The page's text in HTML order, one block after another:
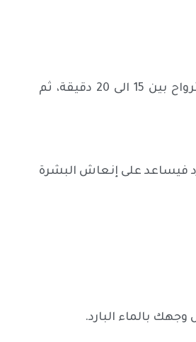
يتم خلط المكونات جيدا وتوزيعها على البشرة بشكل متساوي وتركها لمدة تترواح بين 15 الى 20 دقيقة، ثم
فيساعد على إنعاش البشرة